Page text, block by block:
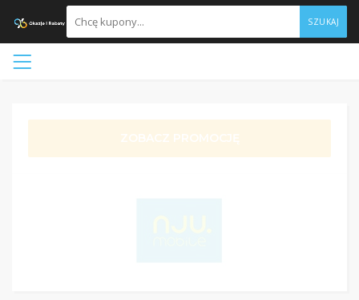
SZUKAJ
ZOBACZ PROMOCJĘ